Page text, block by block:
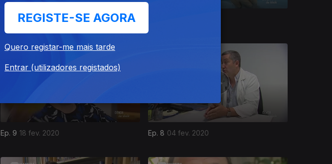
13 mai. 2020
Ep. 9 18 fev. 2020 Ep. 8 04 fev. 2020
REGISTE-SE AGORA
Quero registar-me mais tarde
Entrar (utilizadores registados)